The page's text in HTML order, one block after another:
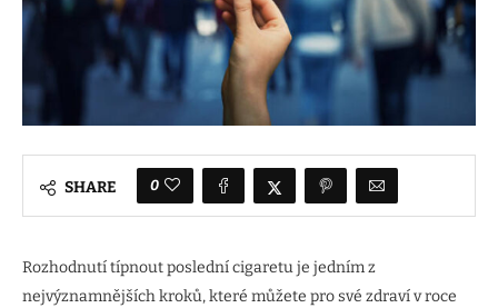
SHARE 0
Rozhodnutí típnout poslední cigaretu je jedním z
nejvýznamnějších kroků, které můžete pro své zdraví v roce